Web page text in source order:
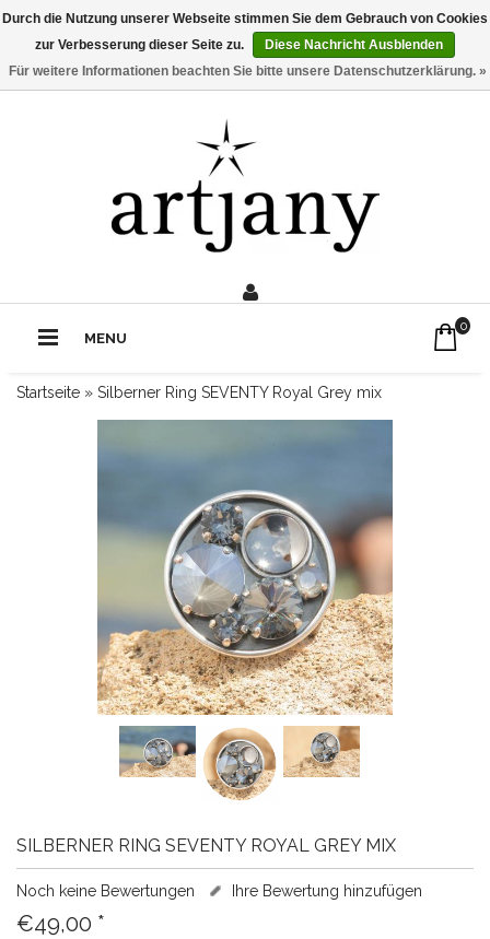
Rufe uns an:0211 - 210 310 2
MENU
0
Startseite » Silberner Ring SEVENTY Royal Grey mix
SILBERNER RING SEVENTY ROYAL GREY MIX
Noch keine Bewertungen Ihre Bewertung hinzufügen
€49,00 *
Durch die Nutzung unserer Webseite stimmen Sie dem Gebrauch von Cookies
zur Verbesserung dieser Seite zu.
Diese Nachricht Ausblenden
Für weitere Informationen beachten Sie bitte unsere Datenschutzerklärung. »